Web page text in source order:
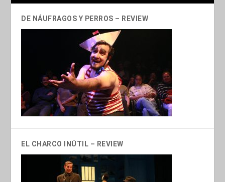
DE NÁUFRAGOS Y PERROS – REVIEW
EL CHARCO INÚTIL – REVIEW